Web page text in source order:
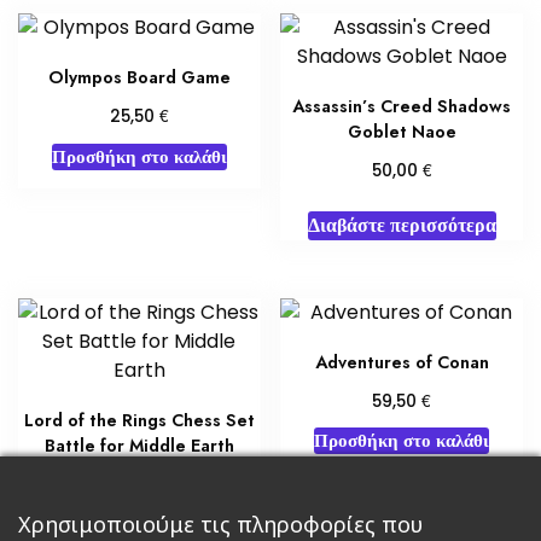
Olympos Board Game
25,50 €
Προσθήκη στο καλάθι
Assassin’s Creed Shadows
Goblet Naoe
50,00 €
Διαβάστε περισσότερα
Lord of the Rings Chess Set
Battle for Middle Earth
Adventures of Conan
59,50€
Προσθήκη στο καλάθι
Χρησιμοποιούμε τις πληροφορίες που